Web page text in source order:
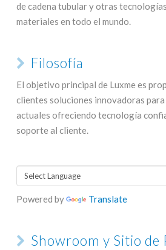
de cadena tubular y otras
materiales en todo el mundo.
Filosofía
El objetivo principal de Luxme es
clientes soluciones innovadoras para
actuales ofreciendo tecnología
soporte al cliente.
Powered by Translate
Showroom y Sitio de